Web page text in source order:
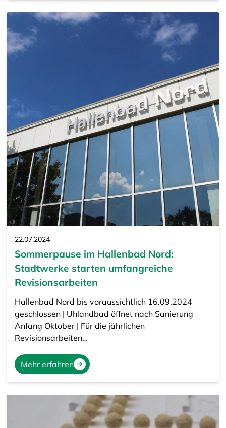
22.07.2024
Sommerpause im Hallenbad Nord:
Stadtwerke starten umfangreiche
Revisionsarbeiten
Hallenbad Nord bis voraussichtlich 16.09.2024
geschlossen | Uhlandbad öffnet nach Sanierung
Anfang Oktober | Für die jährlichen
Revisionsarbeiten…
Mehr erfahren